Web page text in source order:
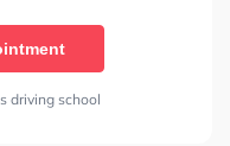
driving school